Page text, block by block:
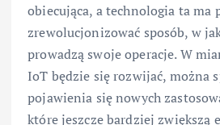
obiecująca, a technologia ta ma
zrewolucjonizować sposób, w
prowadzą swoje operacje. W
IoT będzie się rozwijać, można
pojawienia się nowych
które jeszcze bardziej zwiększą